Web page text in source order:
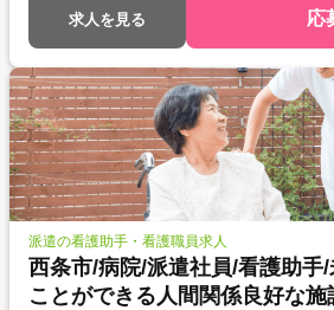
求人を見る 応
派遣の看護助手・看護職員求人
西条市/病院/派遣社員/看護助手
ことができる人間関係良好な施